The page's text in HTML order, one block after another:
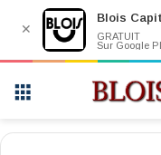
✕
Blois
GRATUIT
Sur Google